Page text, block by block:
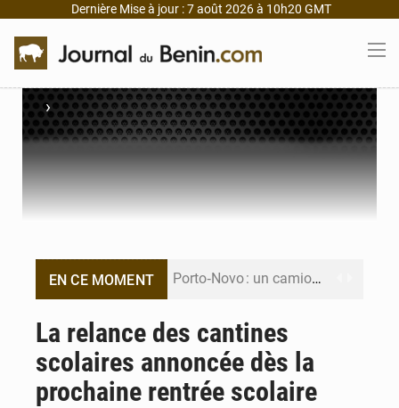
Dernière Mise à jour : 7 août 2026 à 10h20 GMT
›
EN CE MOMENT Porto‑Novo : un camion de produits pétroliers embrase Avakpa
Bénin : Djogbénou inspecte le chantier du siège de l’Assemblée
Bénin et Canada scellent un partenariat inédit
La relance des cantines
scolaires annoncée dès la
prochaine rentrée scolaire